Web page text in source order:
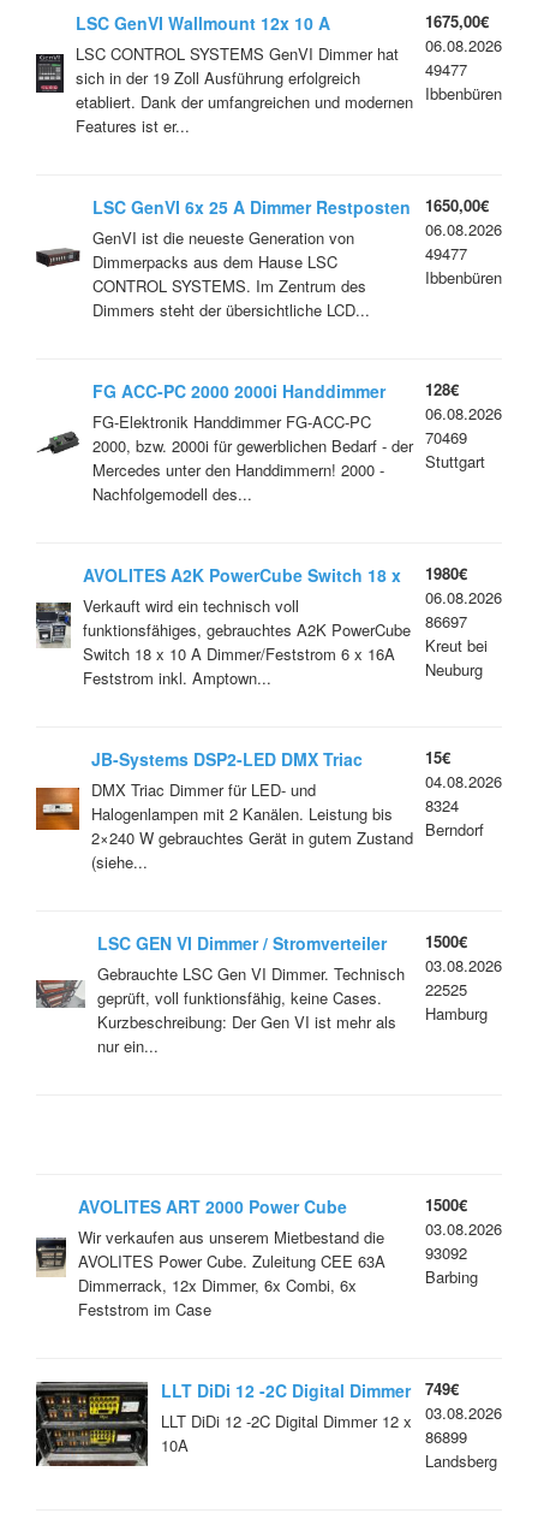
LSC GenVI Wallmount 12x 10 A
Restposten
LSC CONTROL SYSTEMS GenVI Dimmer hat
sich in der 19 Zoll Ausführung erfolgreich
etabliert. Dank der umfangreichen und modernen
Features ist er...
1675,00€
06.08.2026
49477
Ibbenbüren
LSC GenVI 6x 25 A Dimmer Restposten
GenVI ist die neueste Generation von
Dimmerpacks aus dem Hause LSC
CONTROL SYSTEMS. Im Zentrum des
Dimmers steht der übersichtliche LCD...
1650,00€
06.08.2026
49477
Ibbenbüren
FG ACC-PC 2000 2000i Handdimmer
FG-Elektronik Handdimmer FG-ACC-PC
2000, bzw. 2000i für gewerblichen Bedarf - der
Mercedes unter den Handdimmern! 2000 -
Nachfolgemodell des...
128€
06.08.2026
70469
Stuttgart
AVOLITES A2K PowerCube Switch 18 x
10 A Dimmer/Feststrom 6 x 16A
Feststrom "folgende Nr. immer
angeben: 225*"
Verkauft wird ein technisch voll
funktionsfähiges, gebrauchtes A2K PowerCube
Switch 18 x 10 A Dimmer/Feststrom 6 x 16A
Feststrom inkl. Amptown...
1980€
06.08.2026
86697
Kreut bei
Neuburg
JB-Systems DSP2-LED DMX Triac
Dimmer
DMX Triac Dimmer für LED- und
Halogenlampen mit 2 Kanälen. Leistung bis
2×240 W gebrauchtes Gerät in gutem Zustand
(siehe...
15€
04.08.2026
8324
Berndorf
LSC GEN VI Dimmer / Stromverteiler
CEE 32 A -> 2x HAN 16
Gebrauchte LSC Gen VI Dimmer. Technisch
geprüft, voll funktionsfähig, keine Cases.
Kurzbeschreibung: Der Gen VI ist mehr als
nur ein...
1500€
03.08.2026
22525
Hamburg
AVOLITES ART 2000 Power Cube
Wir verkaufen aus unserem Mietbestand die
AVOLITES Power Cube. Zuleitung CEE 63A
Dimmerrack, 12x Dimmer, 6x Combi, 6x
Feststrom im Case
1500€
03.08.2026
93092
Barbing
LLT DiDi 12 -2C Digital Dimmer
12 x 10A
LLT DiDi 12 -2C Digital Dimmer 12 x
10A
749€
03.08.2026
86899
Landsberg